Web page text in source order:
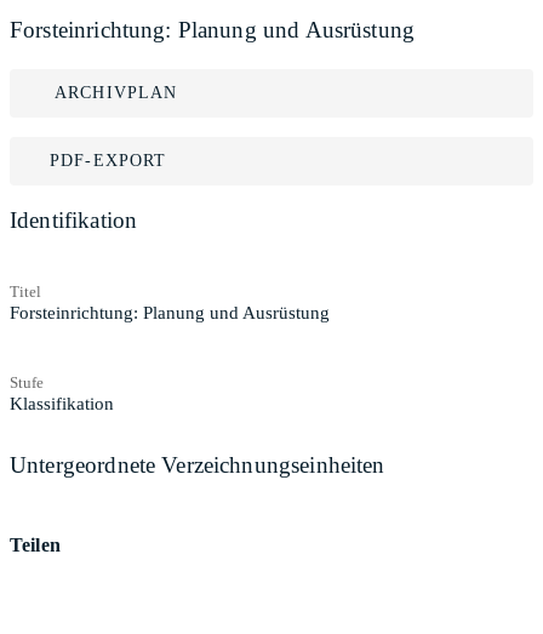
Forsteinrichtung: Planung und Ausrüstung
ARCHIVPLAN
PDF-EXPORT
Identifikation
Titel
Forsteinrichtung: Planung und Ausrüstung
Stufe
Klassifikation
Untergeordnete Verzeichnungseinheiten
Teilen